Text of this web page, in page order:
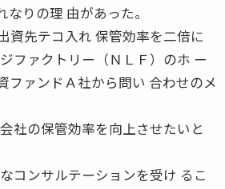
りの理 由があった。
資先テコ入れ 保管効率を二倍に
ファクトリー（ＮＬＦ）のホ ー
ファンドＡ社から問い 合わせのメ
社の保管効率を向上させたいと
コンサルテーションを受け るこ